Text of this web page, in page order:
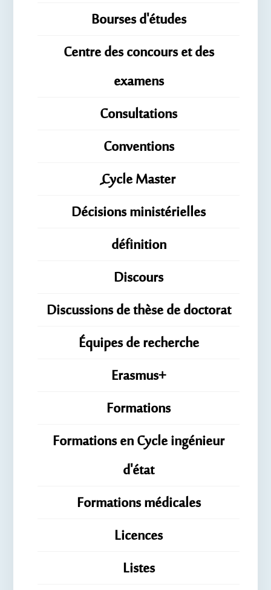
Bourses d'études
Centre des concours et des
examens
Consultations
Conventions
ِِِCycle Master
Décisions ministérielles
définition
Discours
Discussions de thèse de doctorat
Équipes de recherche
Erasmus+
Formations
Formations en Cycle ingénieur
d'état
Formations médicales
Licences
Listes